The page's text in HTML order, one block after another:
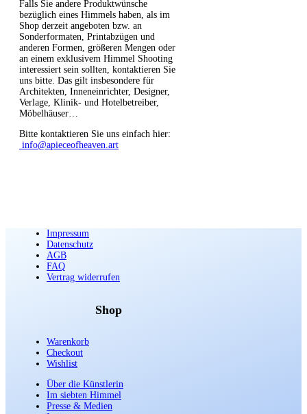
Falls Sie andere Produktwünsche
bezüglich eines Himmels haben, als im
Shop derzeit angeboten bzw. an
Sonderformaten, Printabzügen und
anderen Formen, größeren Mengen oder
an einem exklusivem Himmel Shooting
interessiert sein sollten, kontaktieren Sie
uns bitte. Das gilt insbesondere für
Architekten, Inneneinrichter, Designer,
Verlage, Klinik- und Hotelbetreiber,
Möbelhäuser…
Bitte kontaktieren Sie uns einfach hier:
info@apieceofheaven.art
Impressum
Datenschutz
AGB
FAQ
Vertrag widerrufen
Shop
Warenkorb
Checkout
Wishlist
Über die Künstlerin
Im siebten Himmel
Presse & Medien